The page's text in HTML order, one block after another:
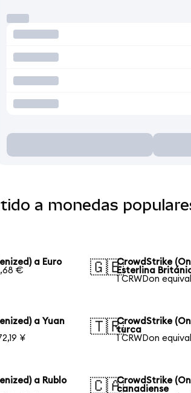
a monedas
a Euro
€
🇬🇧CrowdStrike
Esterlina
1 CRWDon
a Yuan
¥
🇹🇷CrowdStrike
turca
1 CRWDon
a Rublo
🇨🇦CrowdStrike
canadiense